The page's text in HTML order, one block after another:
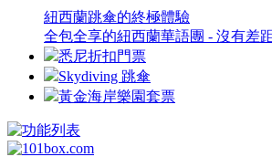
紐西蘭跳傘的終極體驗
全包全享的紐西蘭華語團 - 沒有差
悉尼折扣門票
Skydiving 跳傘
黃金海岸樂園套票